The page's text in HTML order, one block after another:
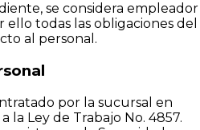
se considera empleador
todas las obligaciones del
al personal.
por la sucursal en
la Ley de Trabajo No. 4857.